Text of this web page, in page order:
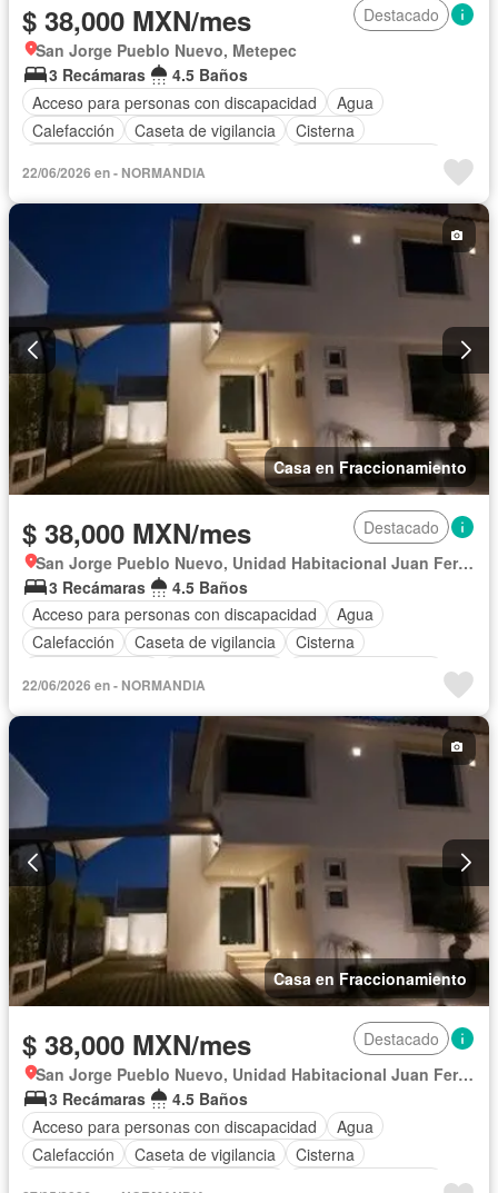
$ 38,000 MXN/mes
Destacado
San Jorge Pueblo Nuevo, Metepec
3 Recámaras
4.5 Baños
Acceso para personas con discapacidad
Agua
Calefacción
Caseta de vigilancia
Cisterna
Cuarto de servicio
Electricidad
Recámara con closet
Sala polivalente
Permite mascotas
Permite niños
Completamente amueblado
22/06/2026 en - NORMANDIA
Casa en Fraccionamiento
$ 38,000 MXN/mes
Destacado
San Jorge Pueblo Nuevo, Unidad Habitacional Juan Fernández Albarrán
3 Recámaras
4.5 Baños
Acceso para personas con discapacidad
Agua
Calefacción
Caseta de vigilancia
Cisterna
Cuarto de servicio
Electricidad
Recámara con closet
Sala polivalente
Permite mascotas
Permite niños
22/06/2026 en - NORMANDIA
Casa en Fraccionamiento
$ 38,000 MXN/mes
Destacado
San Jorge Pueblo Nuevo, Unidad Habitacional Juan Fernández Albarrán
3 Recámaras
4.5 Baños
Acceso para personas con discapacidad
Agua
Calefacción
Caseta de vigilancia
Cisterna